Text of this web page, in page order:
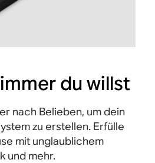
du willst
nach Belieben, um dein
zu erstellen. Erfülle
mit unglaublichem
und mehr.